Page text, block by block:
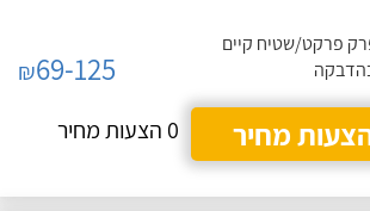
פרקט/שטיח קיים
₪69-125
מחיר
0 הצעות מחיר